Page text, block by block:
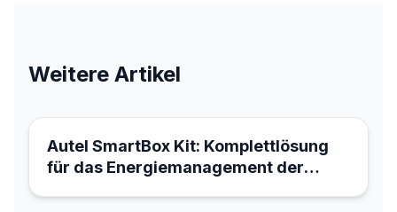
Weitere Artikel
Autel SmartBox Kit: Komplettlösung
für das Energiemanagement der
21. März 2026